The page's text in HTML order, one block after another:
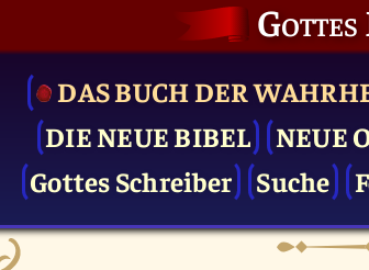
Gottes
DAS BUCH DER
DIE NEUE BIBEL
NEUE
Gottes Schreiber
Suche